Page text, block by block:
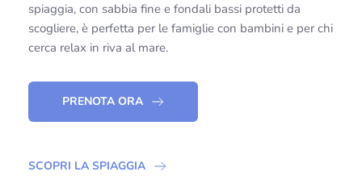
spiaggia, con sabbia fine e fondali bassi protetti da
scogliere, è perfetta per le famiglie con bambini e per chi
cerca relax in riva al mare.
PRENOTA ORA
SCOPRI LA SPIAGGIA